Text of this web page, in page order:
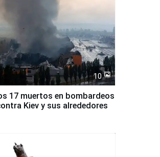
10
17 muertos en bombardeos
Kiev y sus alrededores